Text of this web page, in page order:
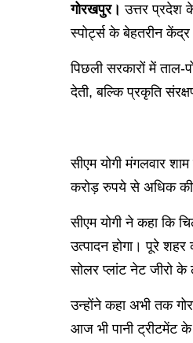
गोरखपुर। उत्तर प्रदेश
स्पोर्ट्स के बेहतरीन
पिछली सरकारों में
देती, बल्कि प्रकृति
सीएम योगी मंगलवार
करोड़ रुपये से अधिक की
सीएम योगी ने कहा कि
उत्पादन होगा। पूरे शहर
सोलर प्लांट नेट जीरो के
उन्‍होंने कहा अभी तक
आज भी पानी ट्रीटमेंट